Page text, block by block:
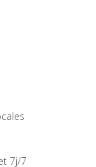
7j/7